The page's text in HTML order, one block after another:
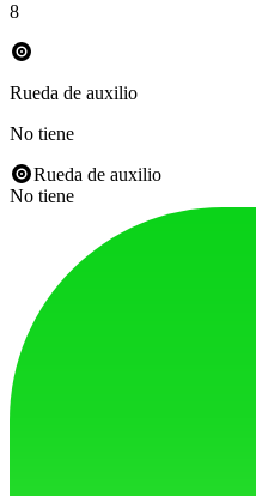
8
Rueda de auxilio
No tiene
Rueda de auxilio
No tiene